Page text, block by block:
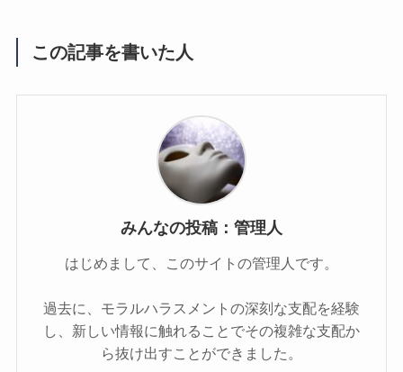
この記事を書いた人
みんなの投稿：管理人
はじめまして、このサイトの管理人です。
過去に、モラルハラスメントの深刻な支配を経験
し、新しい情報に触れることでその複雑な支配か
ら抜け出すことができました。